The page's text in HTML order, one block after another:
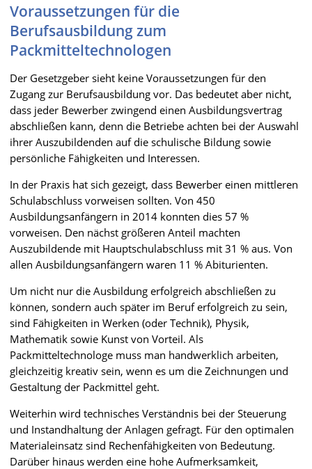
Voraussetzungen für die
Berufsausbildung zum
Packmitteltechnologen
Der Gesetzgeber sieht keine Voraussetzungen für den
Zugang zur Berufsausbildung vor. Das bedeutet aber nicht,
dass jeder Bewerber zwingend einen Ausbildungsvertrag
abschließen kann, denn die Betriebe achten bei der Auswahl
ihrer Auszubildenden auf die schulische Bildung sowie
persönliche Fähigkeiten und Interessen.
In der Praxis hat sich gezeigt, dass Bewerber einen mittleren
Schulabschluss vorweisen sollten. Von 450
Ausbildungsanfängern in 2014 konnten dies 57 %
vorweisen. Den nächst größeren Anteil machten
Auszubildende mit Hauptschulabschluss mit 31 % aus. Von
allen Ausbildungsanfängern waren 11 % Abiturienten.
Um nicht nur die Ausbildung erfolgreich abschließen zu
können, sondern auch später im Beruf erfolgreich zu sein,
sind Fähigkeiten in Werken (oder Technik), Physik,
Mathematik sowie Kunst von Vorteil. Als
Packmitteltechnologe muss man handwerklich arbeiten,
gleichzeitig kreativ sein, wenn es um die Zeichnungen und
Gestaltung der Packmittel geht.
Weiterhin wird technisches Verständnis bei der Steuerung
und Instandhaltung der Anlagen gefragt. Für den optimalen
Materialeinsatz sind Rechenfähigkeiten von Bedeutung.
Darüber hinaus werden eine hohe Aufmerksamkeit,